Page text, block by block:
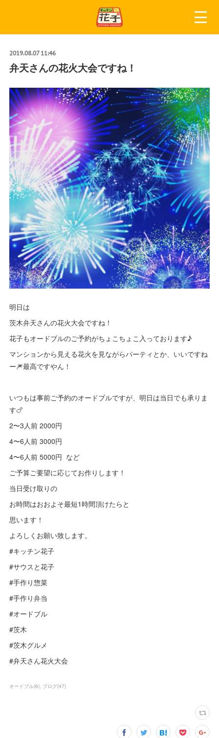
2019.08.07 11:46
弁天さんの花火大会ですね！
明日は
茨木弁天さんの花火大会ですね！
花子もオードブルのご予約がちょこちょこ入っております♪
マンションから見える花火を見ながらパーティとか、いいですね
ー🎆最高ですやん！
いつもは事前ご予約のオードブルですが、明日は当日でも承りま
す🍗
2〜3人前 2000円
4〜6人前 3000円
4〜6人前 5000円 など
ご予算ご要望に応じてお作りします！
当日受け取りの
お時間はおおよそ最短1時間頂けたらと
思います！
よろしくお願い致します。
#キッチン花子
#サウスと花子
#手作り惣菜
#手作り弁当
#オードブル
#茨木
#茨木グルメ
#弁天さん花火大会
オードブル(6) ブログ(47)